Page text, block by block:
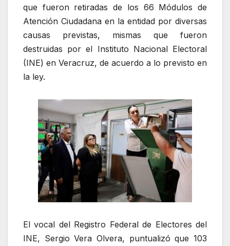
que fueron retiradas de los 66 Módulos de
Atención Ciudadana en la entidad por diversas
causas previstas, mismas que fueron
destruidas por el Instituto Nacional Electoral
(INE) en Veracruz, de acuerdo a lo previsto en
la ley.
El vocal del Registro Federal de Electores del
INE, Sergio Vera Olvera, puntualizó que 103